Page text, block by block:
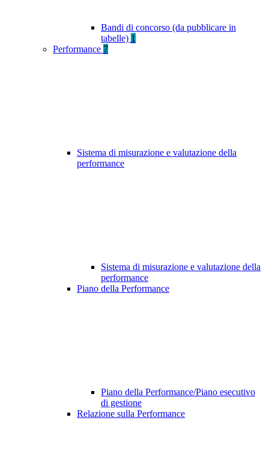
Bandi di concorso (da pubblicare in
tabelle) 1
Performance 7
Sistema di misurazione e valutazione della
performance
Sistema di misurazione e valutazione della
performance
Piano della Performance
Piano della Performance/Piano esecutivo
di gestione
Relazione sulla Performance